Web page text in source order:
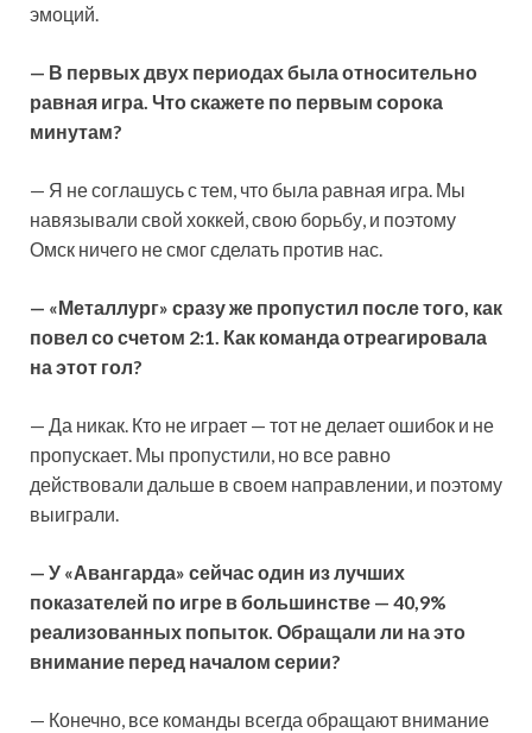
эмоций.
— В первых двух периодах была относительно
равная игра. Что скажете по первым сорока
минутам?
— Я не соглашусь с тем, что была равная игра. Мы
навязывали свой хоккей, свою борьбу, и поэтому
Омск ничего не смог сделать против нас.
— «Металлург» сразу же пропустил после того, как
повел со счетом 2:1. Как команда отреагировала
на этот гол?
— Да никак. Кто не играет — тот не делает ошибок и не
пропускает. Мы пропустили, но все равно
действовали дальше в своем направлении, и поэтому
выиграли.
— У «Авангарда» сейчас один из лучших
показателей по игре в большинстве — 40,9%
реализованных попыток. Обращали ли на это
внимание перед началом серии?
— Конечно, все команды всегда обращают внимание